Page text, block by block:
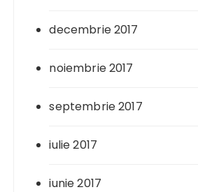
decembrie 2017
noiembrie 2017
septembrie 2017
iulie 2017
iunie 2017